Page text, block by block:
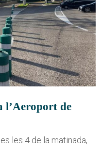
l’Aeroport de
les 4 de la matinada,